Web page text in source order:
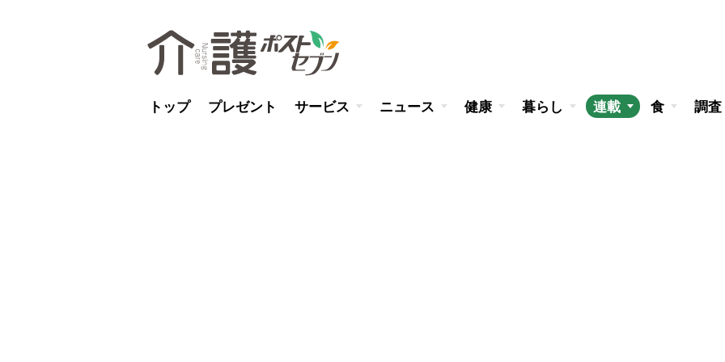
トップ プレゼント サービス ニュース 健康 暮らし 連載 食 調査